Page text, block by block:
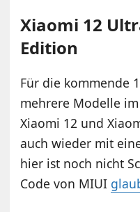
Xiaomi 12
Edition
Für die kommende
mehrere Modelle
Xiaomi 12 und
auch wieder mit
hier ist noch nicht
Code von MIUI